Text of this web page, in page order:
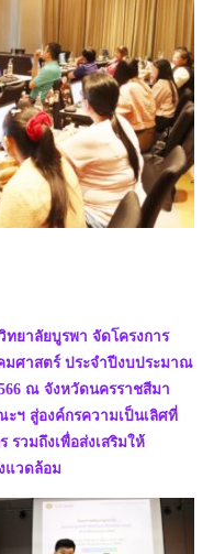
ยาลัยบูรพา จัดโครงการ
ศาสตร์ ประจำปีงบประมาณ
ณ จังหวัดนครราชสีมา
ฯ สู่องค์กรความเป็นเลิศที่
วมถึงเพื่อส่งเสริมให้
แวดล้อม